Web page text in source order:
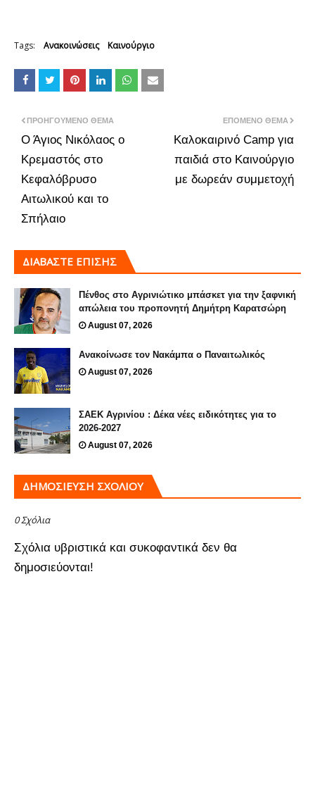
Tags: Ανακοινώσεις Καινούργιο
ΕΠΌΜΕΝΟ ΘΈΜΑ
Καλοκαιρινό Camp για
παιδιά στο Καινούργιο
με δωρεάν συμμετοχή
ΠΡΟΗΓΟΎΜΕΝΟ ΘΈΜΑ
Ο Άγιος Νικόλαος ο
Κρεμαστός στο
Κεφαλόβρυσο
Αιτωλικού και το
Σπήλαιο
ΔΙΑΒΑΣΤΕ ΕΠΙΣΗΣ
Πένθος στο Αγρινιώτικο μπάσκετ για την ξαφνική
απώλεια του προπονητή Δημήτρη Καρατσώρη
August 07, 2026
Ανακοίνωσε τον Νακάμπα ο Παναιτωλικός
August 07, 2026
ΣΑΕΚ Αγρινίου : Δέκα νέες ειδικότητες για το
2026-2027
August 07, 2026
ΔΗΜΟΣΊΕΥΣΗ ΣΧΟΛΊΟΥ
0 Σχόλια
Σχόλια υβριστικά και συκοφαντικά δεν θα
δημοσιεύονται!